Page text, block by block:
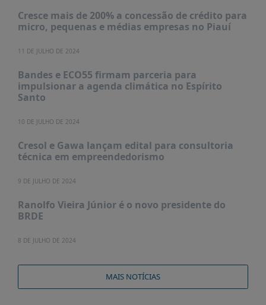
CONTATO
Cresce mais de 200% a concessão de crédito para
micro, pequenas e médias empresas no Piauí
11 DE JULHO DE 2024
Bandes e ECO55 firmam parceria para
impulsionar a agenda climática no Espírito
Santo
10 DE JULHO DE 2024
Cresol e Gawa lançam edital para consultoria
técnica em empreendedorismo
9 DE JULHO DE 2024
Ranolfo Vieira Júnior é o novo presidente do
BRDE
8 DE JULHO DE 2024
MAIS NOTÍCIAS